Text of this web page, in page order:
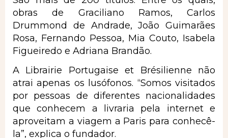
obras de Graciliano Ramos, Carlos
Drummond de Andrade, João Guimarães
Rosa, Fernando Pessoa, Mia Couto, Isabela
Figueiredo e Adriana Brandão.
A Librairie Portugaise et Brésilienne não
atrai apenas os lusófonos. “Somos visitados
por pessoas de diferentes nacionalidades
que conhecem a livraria pela internet e
aproveitam a viagem a Paris para conhecê-
la”, explica o fundador.